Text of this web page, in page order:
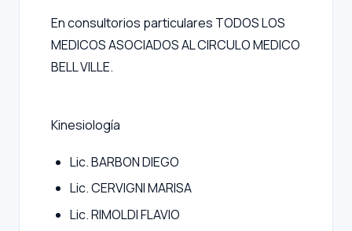
En consultorios particulares TODOS LOS
MEDICOS ASOCIADOS AL CIRCULO MEDICO
BELL VILLE.
Kinesiología
Lic. BARBON DIEGO
Lic. CERVIGNI MARISA
Lic. RIMOLDI FLAVIO